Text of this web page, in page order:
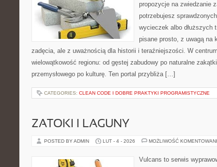
propozycje na zwiedzanie
potrzebujesz
wycieczek albo dłuższych
pisane prosto, z uwagą na
zadęcia, ale z uważnością dla historii i teraźniejszości. W
wielowątkowość regionu: od gęstej zabudowy po naturalne
przemysłowego po kulturę. Ten portal przybliża […]
CATEGORIES: CLEAN CODE I DOBRE PRAKTYKI PROGRAMISTYCZNE
ZATOKI I LAGUNY
POSTED BY ADMIN LUT - 4 - 2026 MOŻLIWOŚĆ
Vulcans to serwis